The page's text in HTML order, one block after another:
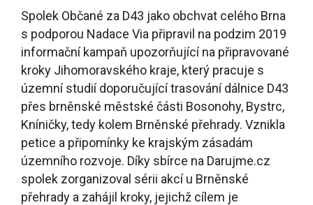
Spolek Občané za D43 jako obchvat celého Brna
s podporou Nadace Via připravil na podzim 2019
informační kampaň upozorňující na připravované
kroky Jihomoravského kraje, který pracuje s
územní studií doporučující trasování dálnice D43
přes brněnské městské části Bosonohy, Bystrc,
Kníničky, tedy kolem Brněnské přehrady. Vznikla
petice a připomínky ke krajským zásadám
územního rozvoje. Díky sbírce na Darujme.cz
spolek zorganizoval sérii akcí u Brněnské
přehrady a zahájil kroky, jejichž cílem je